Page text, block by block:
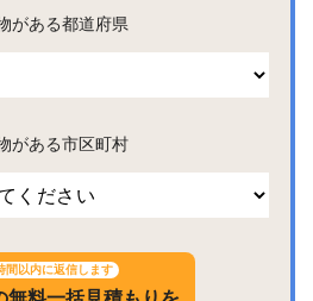
がある都道府県
がある市区町村
間以内に返信します